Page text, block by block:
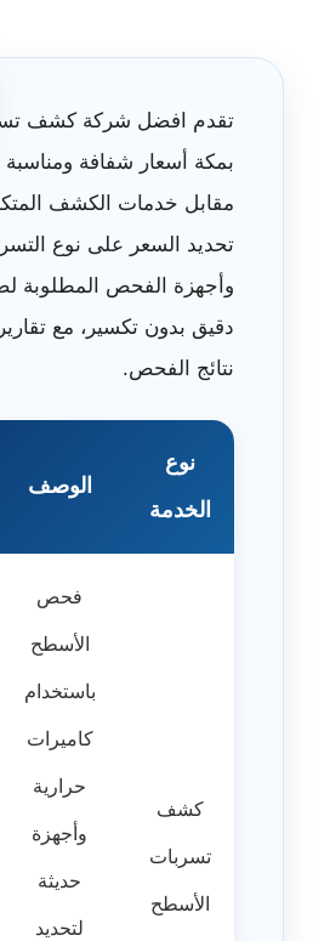
تقدمافضل شركة كشف
بمكةأسعار شفافة ومناسبة
مقابل خدمات الكشف
تحديد السعر على نوع
وأجهزة الفحص المطلوبة
دقيق بدون تكسير، مع
نتائج الفحص.
نوع
الخدمة
الوصف
كشف
تسربات
الأسطح
فحص
الأسطح
باستخدام
كاميرات
حرارية
وأجهزة
حديثة
لتحديد